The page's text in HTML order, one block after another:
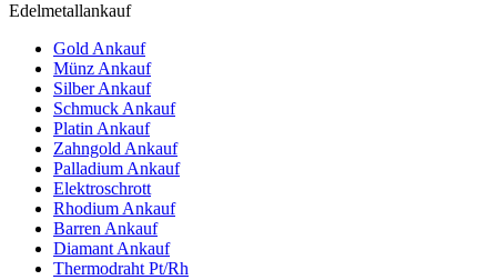
Edelmetallankauf
Gold Ankauf
Münz Ankauf
Silber Ankauf
Schmuck Ankauf
Platin Ankauf
Zahngold Ankauf
Palladium Ankauf
Elektroschrott
Rhodium Ankauf
Barren Ankauf
Diamant Ankauf
Thermodraht Pt/Rh